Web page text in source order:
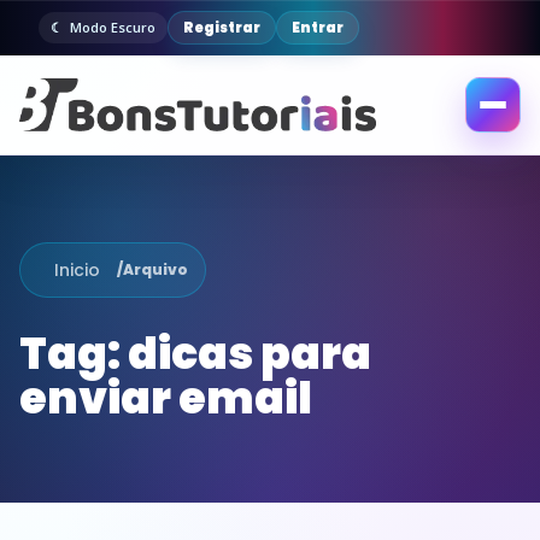
Modo Escuro Registrar Entrar
Abrir
Inicio /Arquivo
Tag:dicas para
enviar email